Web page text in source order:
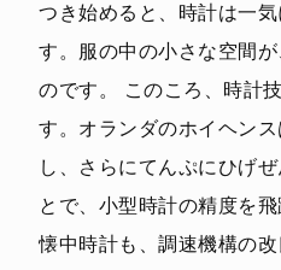
つき始めると、時計は一
す。服の中の小さな空間
のです。 このころ、時計
す。オランダのホイヘン
し、さらにてんぷにひげ
とで、小型時計の精度を
懐中時計も、調速機構の